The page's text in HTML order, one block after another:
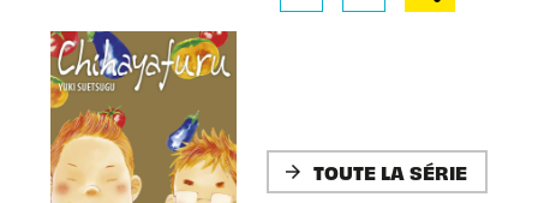
arrow_forward TOUTE LA SÉRIE